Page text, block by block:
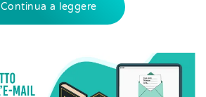
Continua a leggere